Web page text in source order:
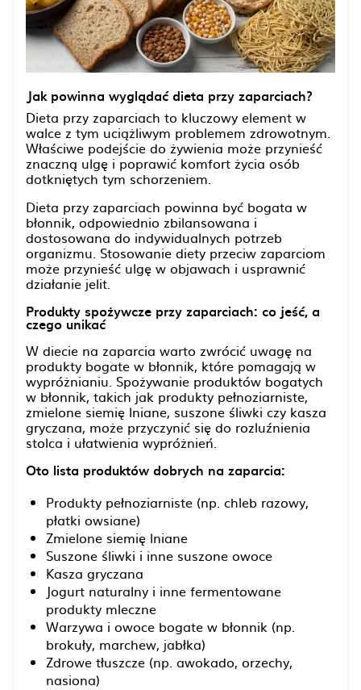
Jak powinna wyglądać dieta przy zaparciach?
Dieta przy zaparciach to kluczowy element w
walce z tym uciążliwym problemem zdrowotnym.
Właściwe podejście do żywienia może przynieść
znaczną ulgę i poprawić komfort życia osób
dotkniętych tym schorzeniem.
Dieta przy zaparciach powinna być bogata w
błonnik, odpowiednio zbilansowana i
dostosowana do indywidualnych potrzeb
organizmu. Stosowanie diety przeciw zaparciom
może przynieść ulgę w objawach i usprawnić
działanie jelit.
Produkty spożywcze przy zaparciach: co jeść, a
czego unikać
W diecie na zaparcia warto zwrócić uwagę na
produkty bogate w błonnik, które pomagają w
wypróżnianiu. Spożywanie produktów bogatych
w błonnik, takich jak produkty pełnoziarniste,
zmielone siemię lniane, suszone śliwki czy kasza
gryczana, może przyczynić się do rozluźnienia
stolca i ułatwienia wypróżnień.
Oto lista produktów dobrych na zaparcia:
Produkty pełnoziarniste (np. chleb razowy,
płatki owsiane)
Zmielone siemię lniane
Suszone śliwki i inne suszone owoce
Kasza gryczana
Jogurt naturalny i inne fermentowane
produkty mleczne
Warzywa i owoce bogate w błonnik (np.
brokuły, marchew, jabłka)
Zdrowe tłuszcze (np. awokado, orzechy,
nasiona)